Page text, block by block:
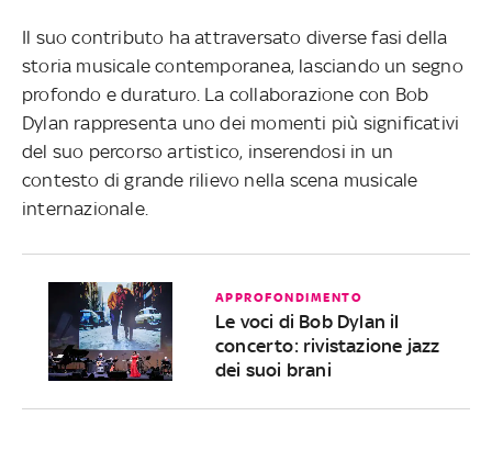
Il suo contributo ha attraversato diverse fasi della
storia musicale contemporanea, lasciando un segno
profondo e duraturo. La collaborazione con Bob
Dylan rappresenta uno dei momenti più significativi
del suo percorso artistico, inserendosi in un
contesto di grande rilievo nella scena musicale
internazionale.
APPROFONDIMENTO
Le voci di Bob Dylan il
concerto: rivistazione jazz
dei suoi brani